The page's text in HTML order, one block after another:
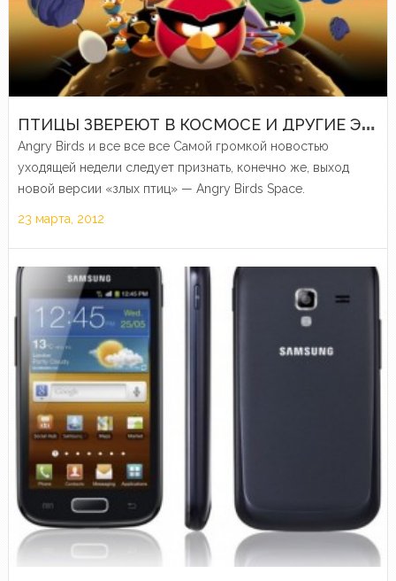
П
ТИЦЫ ЗВЕРЕЮТ В КОСМОСЕ И ДРУГИЕ ЭЛЕКТРОННЫЕ НОВОСТИ ПРОШЕДШЕЙ НЕДЕЛИ
Angry Birds и все все все Самой громкой новостью
уходящей недели следует признать, конечно же, выход
новой версии «злых птиц» — Angry Birds Space.
23 марта, 2012